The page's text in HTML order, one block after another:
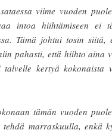
viime vuoden
intoa hiihtämiseen ei
Tämä johtui tosin siitä,
pahasti, että hiihto aina
kertyä kokonaista
tämän vuoden
tehdä marraskuulla, enkä